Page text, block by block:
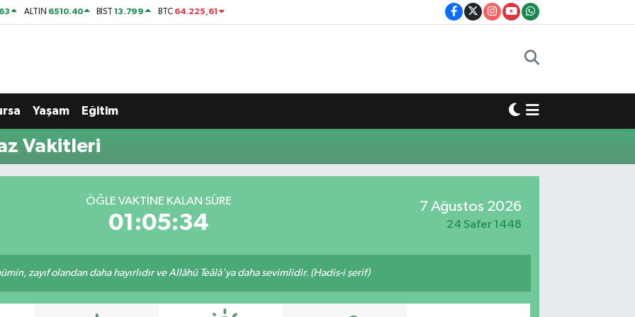
ALTIN 6510.40 BİST13.799 BTC 64.225,61
Yaşam Eğitim
Vakitleri
ÖĞLE VAKTINE KALAN SÜRE
01:05:33
7 Ağustos 2026
24 Safer 1448
zayıf olandan daha hayırlıdır ve Allâhü Teâlâ'ya daha sevimlidir. (Hadis-i şerif)